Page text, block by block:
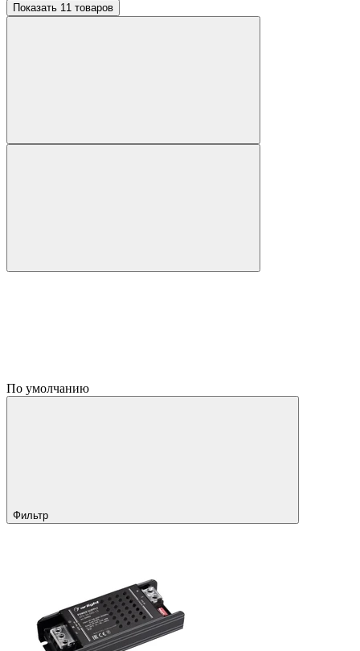
Показать 11 товаров
По умолчанию
Фильтр